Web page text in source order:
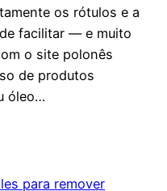
os rótulos e a
facilitar — e muito
o site polonês
de produtos
óleo…